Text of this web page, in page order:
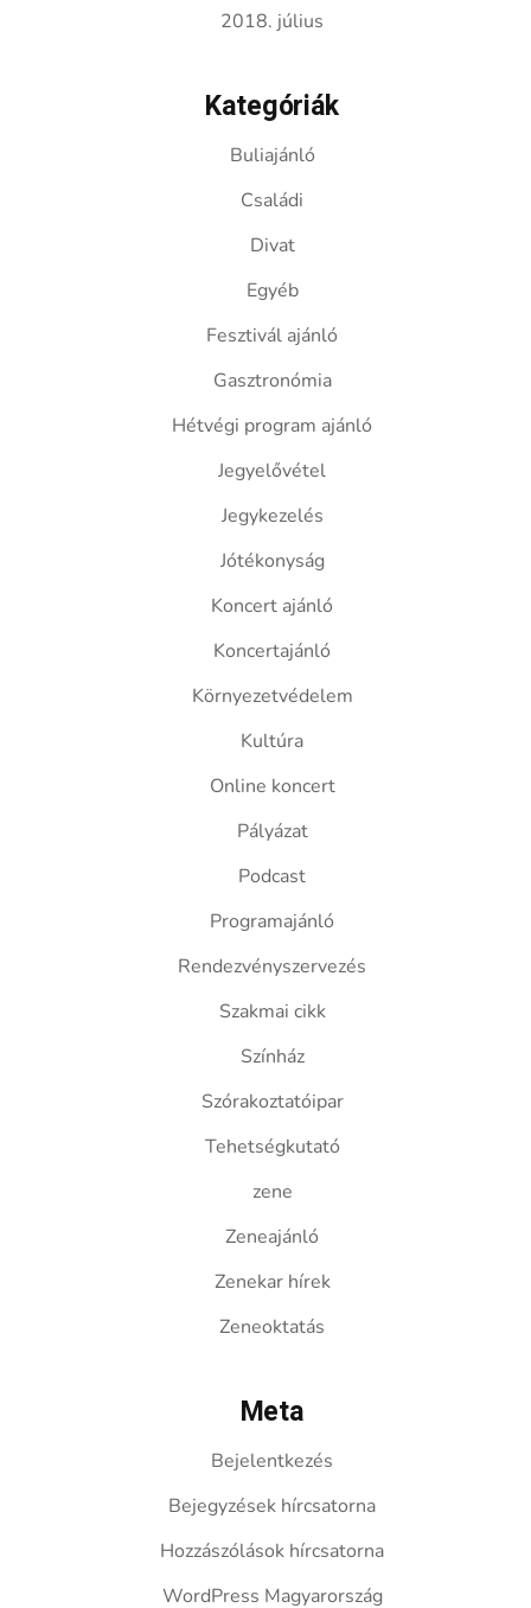
2018. július
Kategóriák
Buliajánló
Családi
Divat
Egyéb
Fesztivál ajánló
Gasztronómia
Hétvégi program ajánló
Jegyelővétel
Jegykezelés
Jótékonyság
Koncert ajánló
Koncertajánló
Környezetvédelem
Kultúra
Online koncert
Pályázat
Podcast
Programajánló
Rendezvényszervezés
Szakmai cikk
Színház
Szórakoztatóipar
Tehetségkutató
zene
Zeneajánló
Zenekar hírek
Zeneoktatás
Meta
Bejelentkezés
Bejegyzések hírcsatorna
Hozzászólások hírcsatorna
WordPress Magyarország